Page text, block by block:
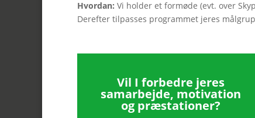
Hvordan: Vi holder et formøde (evt. over
Derefter tilpasses programmet jeres
Vil I forbedre jeres
samarbejde, motivation
og præstationer?